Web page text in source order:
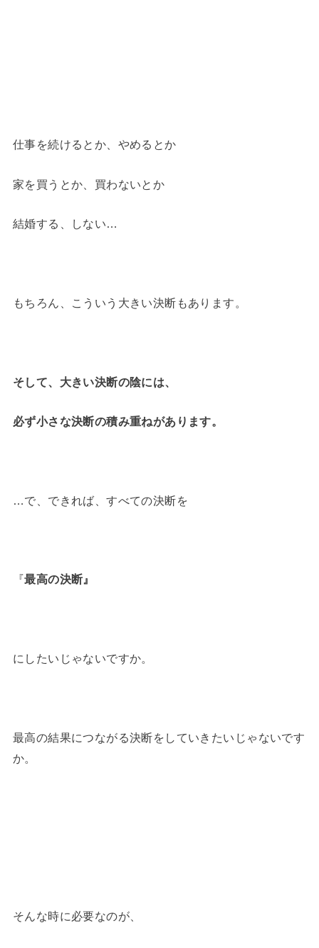
仕事を続けるとか、やめるとか
家を買うとか、買わないとか
結婚する、しない…
もちろん、こういう大きい決断もあります。
そして、大きい決断の陰には、
必ず小さな決断の積み重ねがあります。
…で、できれば、すべての決断を
『最高の決断』
にしたいじゃないですか。
最高の結果につながる決断をしていきたいじゃないです
か。
そんな時に必要なのが、